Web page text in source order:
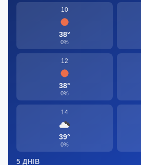
10
38°
0%
12
38°
0%
14
39°
0%
5 ДНІВ